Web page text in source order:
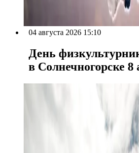
04 августа 2026 15:10
День
в Солнечногорске 8